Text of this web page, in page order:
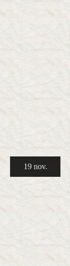
19 nov.